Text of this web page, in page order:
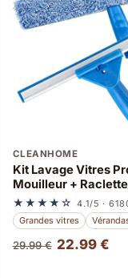
CLEANHOME
Kit Lavage Vitres
Mouilleur +
★★★★☆ 4.1/5 ·
Grandes vitres
29.99 € 22.99 €